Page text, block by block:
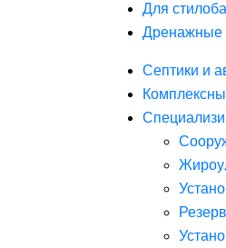
Для
Дренажные
Септики и